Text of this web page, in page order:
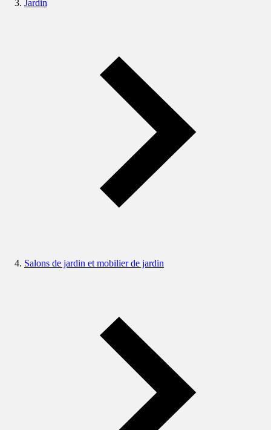
Jardin
Salons de jardin et mobilier de jardin